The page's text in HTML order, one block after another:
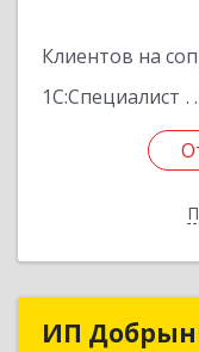
Клиентов на
1С:Специалист
ИП